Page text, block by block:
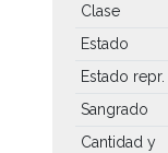
Clase
Estado
Estado repr.
Sangrado
Cantidad y